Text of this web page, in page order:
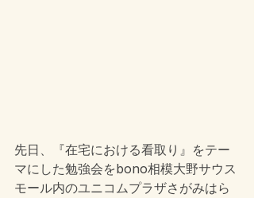
先日、『在宅における看取り』をテー
マにした勉強会をbono相模大野サウス
モール内のユニコムプラザさがみはら